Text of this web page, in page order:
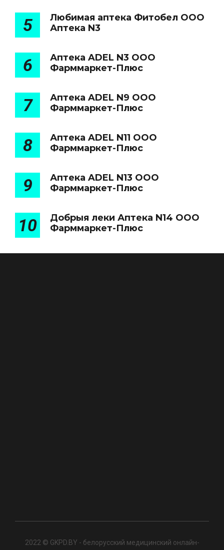
5
Любимая аптека Фитобел ООО
Аптека N3
6
Аптека ADEL N3 ООО
Фарммаркет-Плюс
7
Аптека ADEL N9 ООО
Фарммаркет-Плюс
8
Аптека ADEL N11 ООО
Фарммаркет-Плюс
9
Аптека ADEL N13 ООО
Фарммаркет-Плюс
10
Добрыя леки Аптека N14 ООО
Фарммаркет-Плюс
2022 © GKPD.BY - белорусский медицинский онлайн-